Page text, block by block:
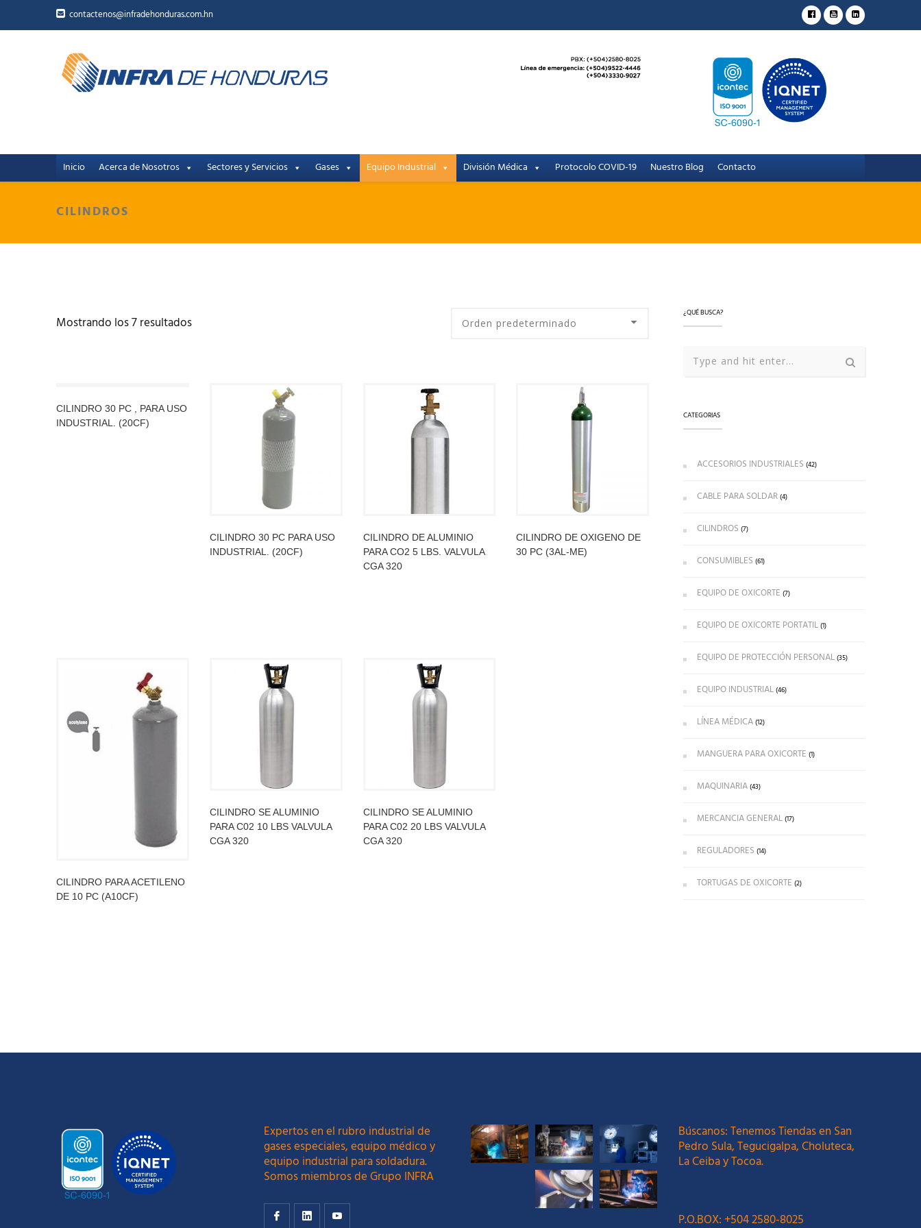
contactenos@infradehonduras.com.hn
Inicio Acerca de Nosotros Sectores y Servicios Gases Equipo Industrial División Médica Protocolo COVID-19 Nuestro Blog Contacto
CILINDROS
Mostrando los 7 resultados
CILINDRO 30 PC , PARA USO
INDUSTRIAL. (20CF)
CILINDRO 30 PC PARA USO
INDUSTRIAL. (20CF)
CILINDRO DE ALUMINIO
PARA CO2 5 LBS. VALVULA
CGA 320
CILINDRO DE OXIGENO DE
30 PC (3AL-ME)
CILINDRO PARA ACETILENO
DE 10 PC (A10CF)
CILINDRO SE ALUMINIO
PARA C02 10 LBS VALVULA
CGA 320
CILINDRO SE ALUMINIO
PARA C02 20 LBS VALVULA
CGA 320
¿QUÉ BUSCA?
CATEGORIAS
ACCESORIOS INDUSTRIALES (42)
CABLE PARA SOLDAR(4)
CILINDROS (7)
CONSUMIBLES (61)
EQUIPO DE OXICORTE (7)
EQUIPO DE OXICORTE PORTATIL(1)
EQUIPO DE PROTECCIÓN PERSONAL(35)
EQUIPO INDUSTRIAL(46)
LÍNEA MÉDICA(12)
MANGUERA PARA OXICORTE (1)
MAQUINARIA(43)
MERCANCIA GENERAL(17)
REGULADORES (14)
TORTUGAS DE OXICORTE (2)
Expertos en el rubro industrial de
gases especiales, equipo médico y
equipo industrial para soldadura.
Somos miembros de Grupo INFRA
Búscanos: Tenemos Tiendas en San
Pedro Sula, Tegucigalpa, Choluteca,
La Ceiba y Tocoa.
P.O.BOX: +504 2580-8025